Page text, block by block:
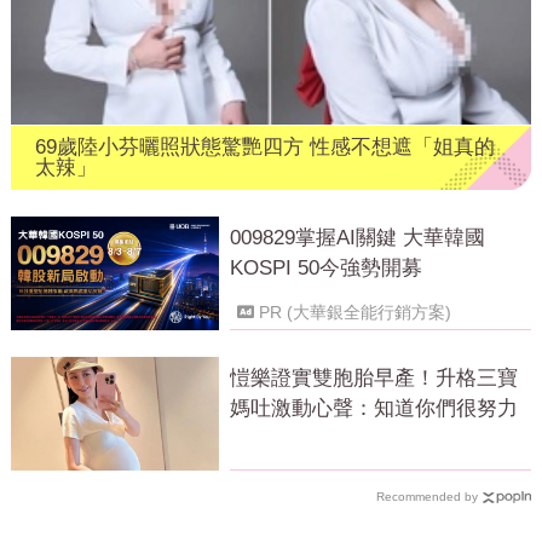
69歲陸小芬曬照狀態驚艷四方 性感不想遮「姐真的
太辣」
009829掌握AI關鍵 大華韓國
KOSPI 50今強勢開募
PR (大華銀全能行銷方案)
愷樂證實雙胞胎早產！升格三寶
媽吐激動心聲：知道你們很努力
Recommended by